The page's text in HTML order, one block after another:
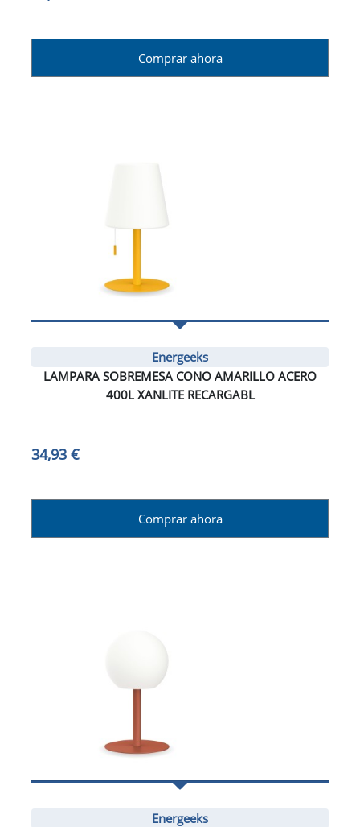
Comprar ahora
Energeeks
LAMPARA SOBREMESA CONO AMARILLO ACERO
400L XANLITE RECARGABL
34,93 €
Comprar ahora
Energeeks